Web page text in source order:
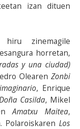
izan dituen
zinemagile
horretan,
y una ciudad)
Olearen Zonbi
, Enrique
Casilda, Mikel
Amatxu Maitea,
PolaroiskarenLos